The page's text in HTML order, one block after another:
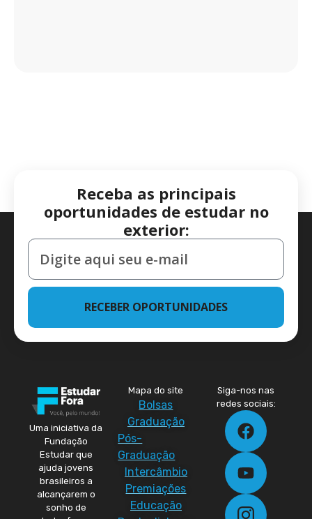
Receba as principais
oportunidades de estudar no
exterior:
RECEBER OPORTUNIDADES
Uma iniciativa da
Fundação
Estudar que
ajuda jovens
brasileiros a
alcançarem o
sonho de
Mapa do site
Bolsas
Graduação
Pós-
Graduação
Intercâmbio
Premiações
Educação
Siga-nos nas
redes sociais: